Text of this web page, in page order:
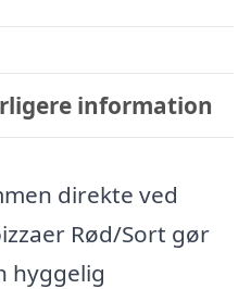
information
direkte ved
Rød/Sort gør
hyggelig